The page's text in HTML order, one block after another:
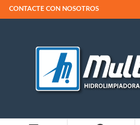
CONTACTE CON NOSOTROS